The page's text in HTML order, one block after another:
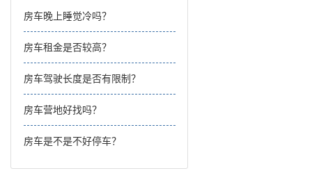
房车晚上睡觉冷吗？
房车租金是否较高？
房车驾驶长度是否有限制？
房车营地好找吗？
房车是不是不好停车？